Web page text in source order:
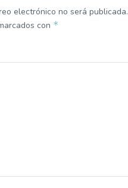
electrónico no será publicada.
con *